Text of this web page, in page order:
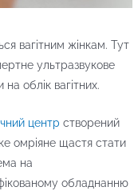
вагітним жінкам. Тут
ультразвукове
облік вагітних.
центр створений
омріяне щастя стати
на
обладнанню